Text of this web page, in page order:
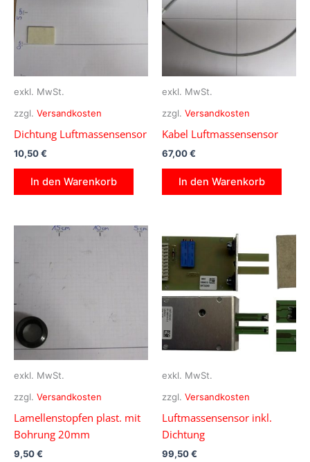
exkl. MwSt.
zzgl. Versandkosten
Dichtung Luftmassensensor
10,50€
In den Warenkorb
exkl. MwSt.
zzgl. Versandkosten
Kabel Luftmassensensor
67,00€
In den Warenkorb
exkl. MwSt.
zzgl. Versandkosten
Lamellenstopfen plast. mit
Bohrung 20mm
9,50€
exkl. MwSt.
zzgl. Versandkosten
Luftmassensensor inkl.
Dichtung
99,50€